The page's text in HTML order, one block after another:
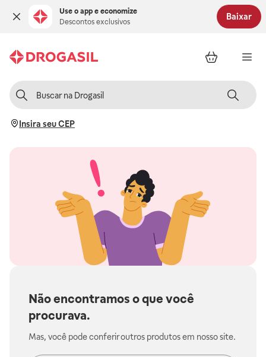
Use o app e economize
Descontos exclusivos
Baixar
Insira seu CEP
Não encontramos o que você
procurava.
Mas, você pode conferir outros produtos em nosso site.